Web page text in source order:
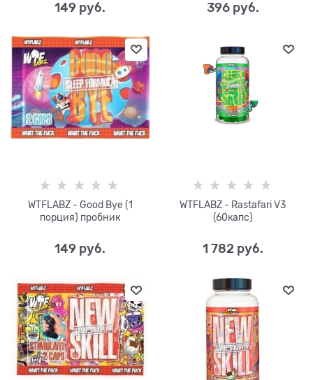
149 руб. 396 руб.
WTFLABZ - Good Bye (1
порция) пробник
149 руб.
WTFLABZ - Rastafari V3
(60капс)
1 782 руб.